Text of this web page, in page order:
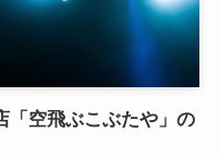
「空飛ぶこぶたや」の